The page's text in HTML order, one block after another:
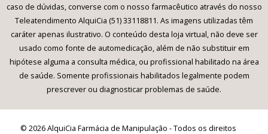
caso de dúvidas, converse com o nosso farmacêutico através do nosso
Teleatendimento AlquiCia (51) 33118811. As imagens utilizadas têm
caráter apenas ilustrativo. O conteúdo desta loja virtual, não deve ser
usado como fonte de automedicação, além de não substituir em
hipótese alguma a consulta médica, ou profissional habilitado na área
de saúde. Somente profissionais habilitados legalmente podem
prescrever ou diagnosticar problemas de saúde.
© 2026 AlquiCia Farmácia de Manipulação - Todos os direitos